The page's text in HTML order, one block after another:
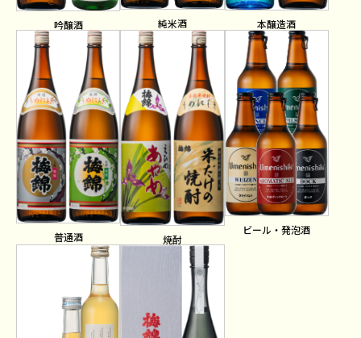
吟醸酒 純米酒 本醸造酒
普通酒 焼酎
ビール・発泡酒